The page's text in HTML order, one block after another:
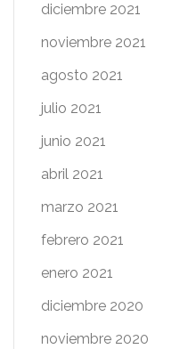
diciembre 2021
noviembre 2021
agosto 2021
julio 2021
junio 2021
abril 2021
marzo 2021
febrero 2021
enero 2021
diciembre 2020
noviembre 2020